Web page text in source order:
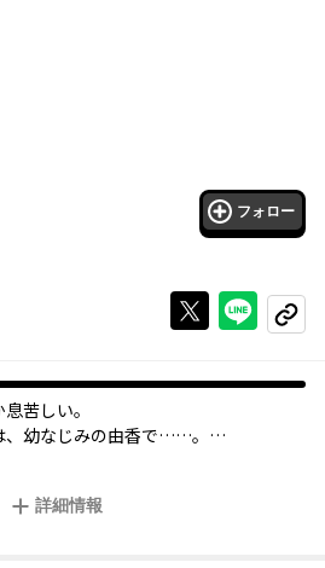
フォロー
Xで投稿する
ライン
コピー
苦しい。
、幼なじみの由香で……。
詳細情報